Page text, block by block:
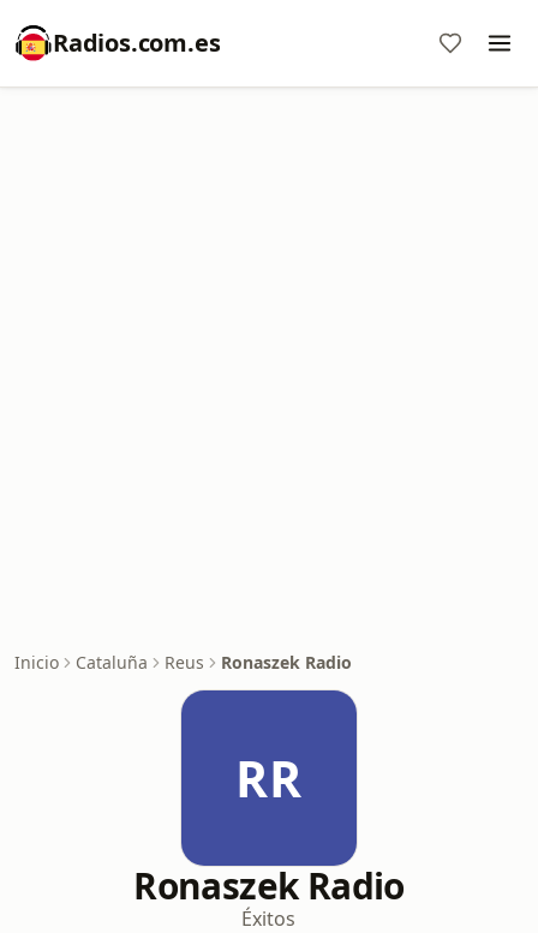
Radios.com.es
Inicio Cataluña Reus Ronaszek Radio
RR
Ronaszek Radio
Éxitos